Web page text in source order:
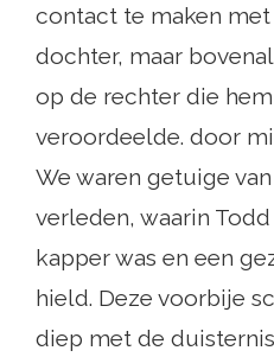
contact te maken
dochter, maar
op de rechter die
veroordeelde. door
We waren getuige
verleden, waarin
kapper was en een
hield. Deze voorbije
diep met de